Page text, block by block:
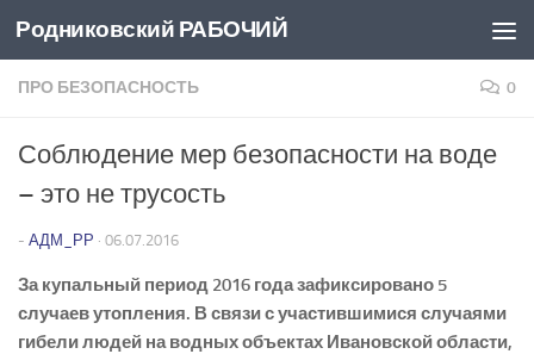
Перейти к содержимому
Родниковский РАБОЧИЙ
ПРО БЕЗОПАСНОСТЬ 0
Соблюдение мер безопасности на воде
– это не трусость
- АДМ_РР · 06.07.2016
За купальный период 2016 года зафиксировано 5
случаев утопления. В связи с участившимися случаями
гибели людей на водных объектах Ивановской области,